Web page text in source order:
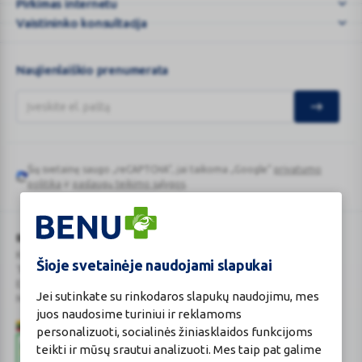
Šioje svetainėje naudojami slapukai
Jei sutinkate su rinkodaros slapukų naudojimu, mes
juos naudosime turiniui ir reklamoms
personalizuoti, socialinės žiniasklaidos funkcijoms
teikti ir mūsų srautui analizuoti. Mes taip pat galime
jūs
ypatingi!
Pirkimas internetu
Vaistininko konsultacija
Naujienlaiškio prenumerata
Google
Šią svetainę saugo „reCAPTCHA“, jai taikoma „Google“
privatumo
politika
paslaugų teikimo sąlygos
BENU Vaistinė Lietuva, UAB
Kauno r. sav., Karmėlavos sen., Ramučių k., Gamybos g. 4
Tel. +370 37 225 522
Maisto tvarkymo subjektų registro numeris: 190004257